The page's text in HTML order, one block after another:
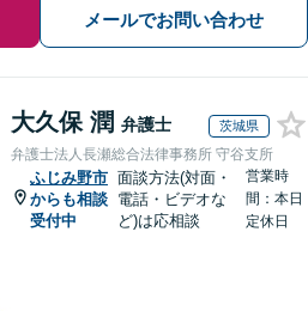
メールでお問い合わせ
大久保 潤 弁護士 茨城県
弁護士法人長瀬総合法律事務所 守谷支所
ふじみ野市
からも相談
受付中
面談方法(対面・
電話・ビデオな
ど)は応相談
営業時
間：本日
定休日